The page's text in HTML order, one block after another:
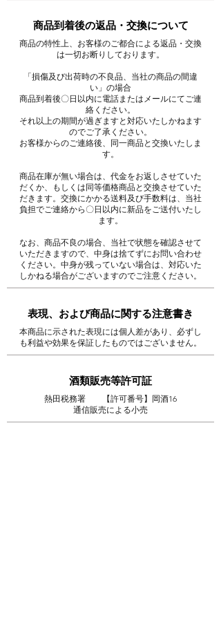
商品到着後の返品・交換について
商品の特性上、お客様のご都合による返品・交換
は一切お断りしております。
「損傷及び出荷時の不良品、当社の商品の間違
い」の場合
商品到着後〇日以内に電話またはメールにてご連
絡ください。
それ以上の期間が過ぎますと対応いたしかねます
のでご了承ください。
お客様からのご連絡後、同一商品と交換いたしま
す。
商品在庫が無い場合は、代金をお返しさせていた
だくか、もしくは同等価格商品と交換させていた
だきます。交換にかかる送料及び手数料は、当社
負担でご連絡から〇日以内に新品をご送付いたし
ます。
なお、商品不良の場合、当社で状態を確認させて
いただきますので、中身は捨てずにお問い合わせ
ください。中身が残っていない場合は、対応いた
しかねる場合がございますのでご注意ください。
表現、および商品に関する注意書き
本商品に示された表現には個人差があり、必ずし
も利益や効果を保証したものではございません。
酒類販売等許可証
熱田税務署 【許可番号】岡酒16
通信販売による小売